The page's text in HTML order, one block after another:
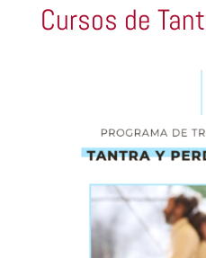
Cursos de